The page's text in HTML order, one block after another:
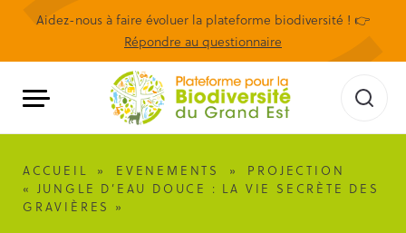
Aidez-nous à faire évoluer la plateforme biodiversité ! 👉
Répondre au questionnaire
ACCUEIL » EVENEMENTS »
PROJECTION
« JUNGLE D’EAU DOUCE : LA VIE SECRÈTE DES
GRAVIÈRES »